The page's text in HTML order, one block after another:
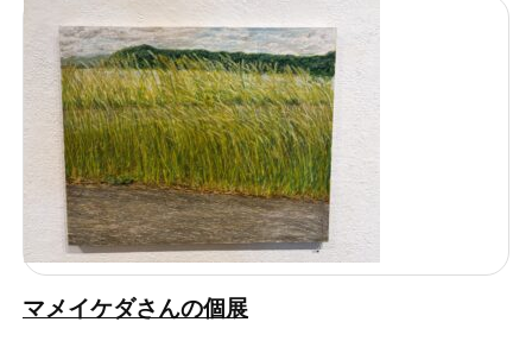
マメイケダさんの個展